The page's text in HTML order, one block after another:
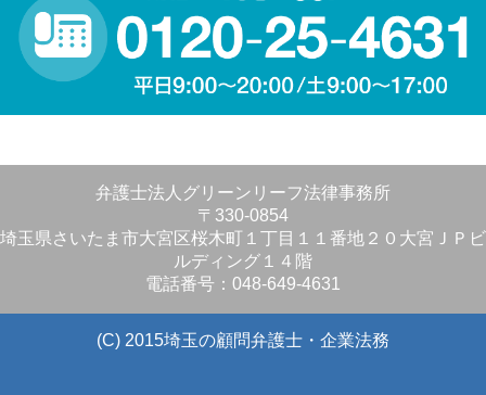
弁護士法人グリーンリーフ法律事務所
〒330-0854
埼玉県さいたま市大宮区桜木町１丁目１１番地２０大宮ＪＰビ
ルディング１４階
電話番号：048-649-4631
(C) 2015埼玉の顧問弁護士・企業法務